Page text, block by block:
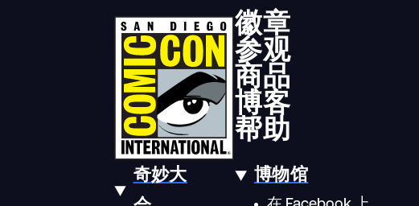
徽章
参观
商品
博客
帮助
奇妙大
博物馆